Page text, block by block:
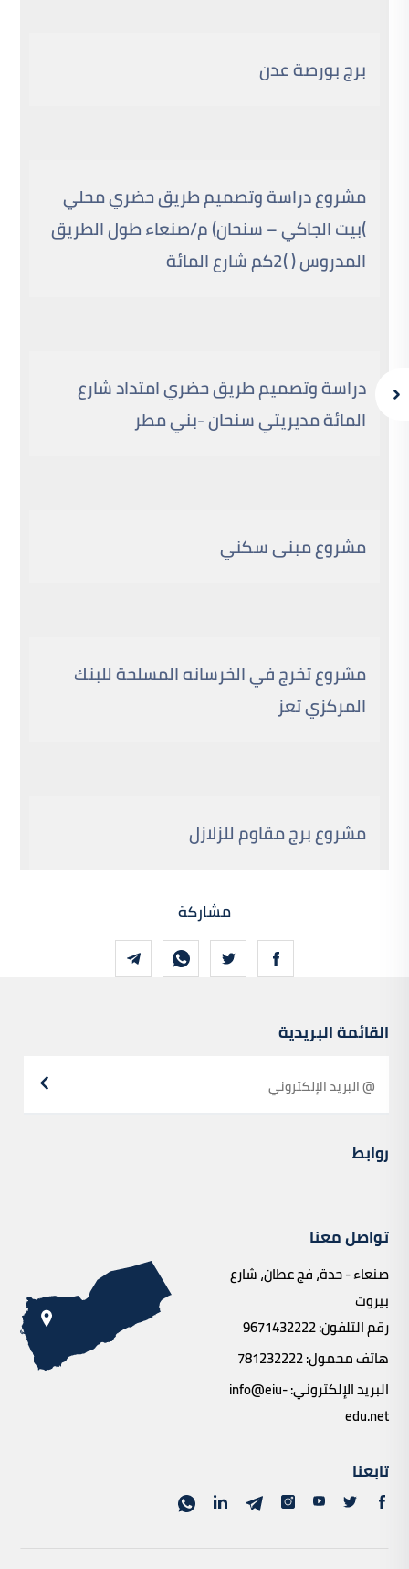
برج بورصة عدن
مشروع دراسة وتصميم طريق حضري محلي
)بيت الجاكي – سنحان) م/صنعاء طول الطريق
المدروس ( )2كم شارع المائة
دراسة وتصميم طريق حضري امتداد شارع
المائة مديريتي سنحان -بني مطر
مشروع مبنى سكني
مشروع تخرج في الخرسانه المسلحة للبنك
المركزي تعز
مشروع برج مقاوم للزلازل
مشاركة
القائمة البريدية
روابط
تواصل معنا
صنعاء - حدة، فج عطان، شارع
بيروت
رقم التلفون:9671432222
هاتف محمول:781232222
البريد الإلكتروني:info@eiu-
edu.net
تابعنا